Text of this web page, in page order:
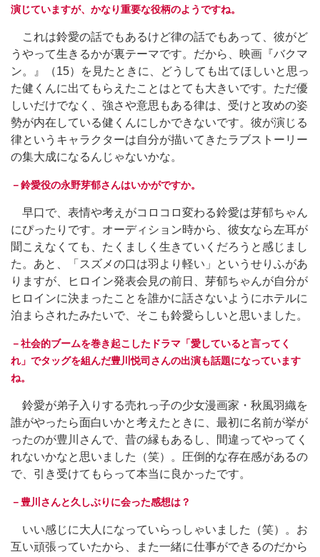
演じていますが、かなり重要な役柄のようですね。
これは鈴愛の話でもあるけど律の話でもあって、彼がど
うやって生きるかが裏テーマです。だから、映画『バクマ
ン。』（15）を見たときに、どうしても出てほしいと思っ
た健くんに出てもらえたことはとても大きいです。ただ優
しいだけでなく、強さや意思もある律は、受けと攻めの姿
勢が内在している健くんにしかできないです。彼が演じる
律というキャラクターは自分が描いてきたラブストーリー
の集大成になるんじゃないかな。
－鈴愛役の永野芽郁さんはいかがですか。
早口で、表情や考えがコロコロ変わる鈴愛は芽郁ちゃん
にぴったりです。オーディション時から、彼女なら左耳が
聞こえなくても、たくましく生きていくだろうと感じまし
た。あと、「スズメの口は羽より軽い」というせりふがあ
りますが、ヒロイン発表会見の前日、芽郁ちゃんが自分が
ヒロインに決まったことを誰かに話さないようにホテルに
泊まらされたみたいで、そこも鈴愛らしいと思いました。
－社会的ブームを巻き起こしたドラマ「愛していると言ってく
れ」でタッグを組んだ豊川悦司さんの出演も話題になっています
ね。
鈴愛が弟子入りする売れっ子の少女漫画家・秋風羽織を
誰がやったら面白いかと考えたときに、最初に名前が挙が
ったのが豊川さんで、昔の縁もあるし、間違ってやってく
れないかなと思いました（笑）。圧倒的な存在感があるの
で、引き受けてもらって本当に良かったです。
－豊川さんと久しぶりに会った感想は？
いい感じに大人になっていらっしゃいました（笑）。お
互い頑張っていたから、また一緒に仕事ができるのだから